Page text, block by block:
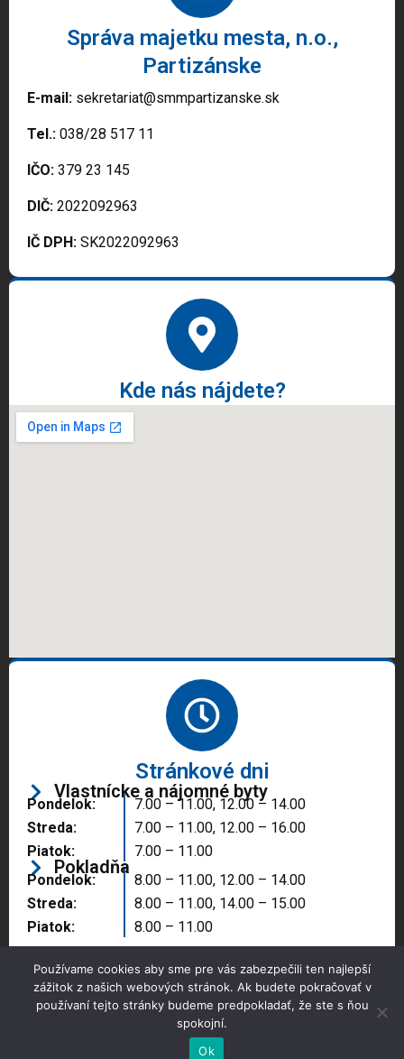
Správa majetku mesta, n.o.,
Partizánske
E-mail: sekretariat@smmpartizanske.sk
Tel.: 038/28 517 11
IČO: 379 23 145
DIČ: 2022092963
IČ DPH: SK2022092963
Kde nás nájdete?
Stránkové dni
Vlastnícke a nájomné byty
Pondelok:
Streda:
Piatok:
7.00 – 11.00, 12.00 – 14.00
7.00 – 11.00, 12.00 – 16.00
7.00 – 11.00
Pokladňa
Pondelok:
Streda:
Piatok:
8.00 – 11.00, 12.00 – 14.00
8.00 – 11.00, 14.00 – 15.00
8.00 – 11.00
Copyright © 2025 Správa majetku mesta, n.o.,
Partizánske
Používame cookies aby sme pre vás zabezpečili ten najlepší
zážitok z našich webových stránok. Ak budete pokračovať v
používaní tejto stránky budeme predpokladať, že ste s ňou
spokojní.
Ok